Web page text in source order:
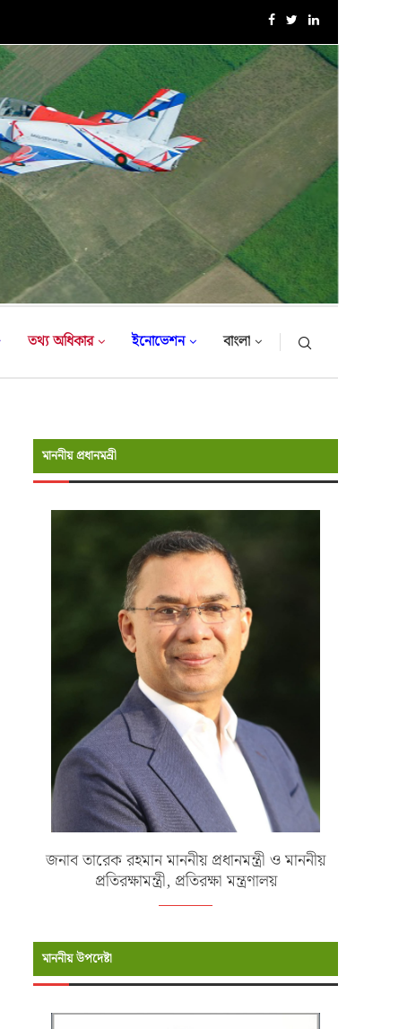
এক্সারসাইজ টাইগার লাইটনিং-২০২৬ এর উদ্বোধনী অনুষ্ঠান
তথ্য অধিকার ইনোভেশন বাংলা
মাননীয় প্রধানমন্রী
জনাব তারেক রহমান মাননীয় প্রধানমন্ত্রী ও মাননীয়
প্রতিরক্ষামন্ত্রী, প্রতিরক্ষা মন্ত্রণালয়
মাননীয় উপদেষ্টা